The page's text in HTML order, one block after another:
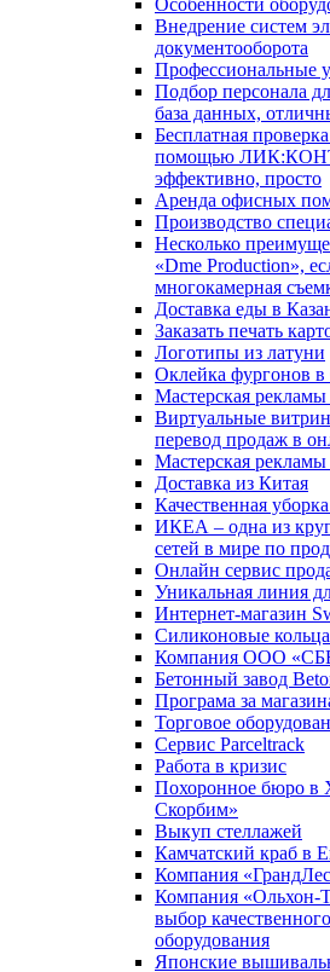
Внедрение систем
документооборота
Профессиональные
Подбор персонала
база данных,
Бесплатная
помощью
эффективно, просто
Аренда офисных
Производство
Несколько
«Dme Production»,
многокамерная
Доставка еды в
Заказать печать
Логотипы из латуни
Оклейка фургонов
Мастерская
Виртуальные
перевод продаж в
Мастерская
Доставка из Китая
Качественная
ИКЕА – одна из
сетей в мире по
Онлайн сервис
Уникальная линия
Интернет-магазин
Силиконовые
Компания ООО
Бетонный завод
Програма за
Торговое
Сервис Parceltrack
Работа в кризис
Похоронное бюро в
Скорбим»
Выкуп стеллажей
Камчатский краб в
Компания
Компания
выбор
оборудования
Японские